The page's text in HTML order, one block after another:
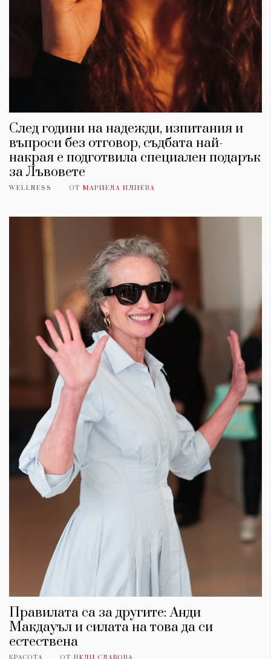
След години на надежди, изпитания и
въпроси без отговор, съдбата най-
накрая е подготвила специален подарък
за Лъвовете
WELLNESS ОТ МАРИЕЛА ИЛИЕВА
Правилата са за другите: Анди
Макдауъл и силата на това да си
естествена
КРАСОТА ОТ НЕЛИ СЛАВОВА